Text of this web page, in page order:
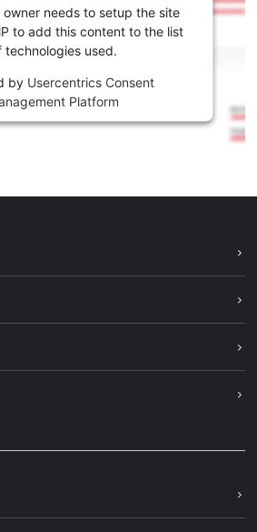
needs to setup the site
to add this content to the list
technologies used.
by Usercentrics Consent
Platform